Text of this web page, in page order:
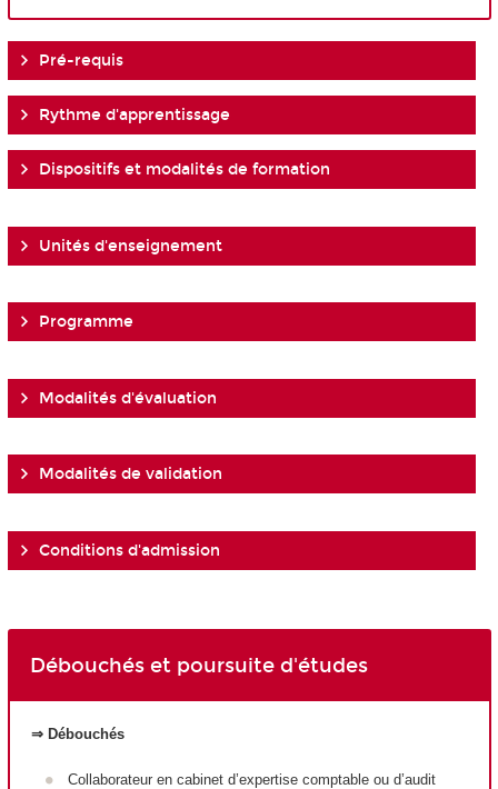
Pré-requis
Rythme d'apprentissage
Dispositifs et modalités de formation
Unités d'enseignement
Programme
Modalités d'évaluation
Modalités de validation
Conditions d'admission
Débouchés et poursuite d'études
⇒ Débouchés
Collaborateur en cabinet d’expertise comptable ou d’audit